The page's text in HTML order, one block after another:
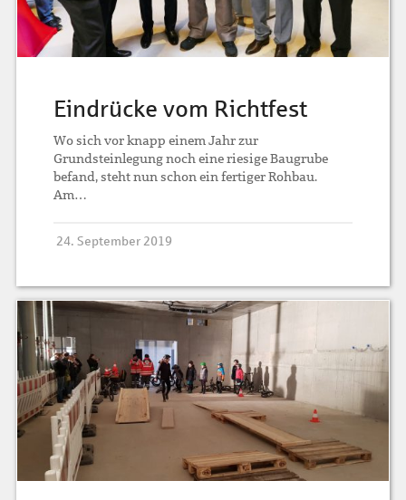
Eindrücke vom Richtfest
Wo sich vor knapp einem Jahr zur
Grundsteinlegung noch eine riesige Baugrube
befand, steht nun schon ein fertiger Rohbau.
Am…
24. September 2019